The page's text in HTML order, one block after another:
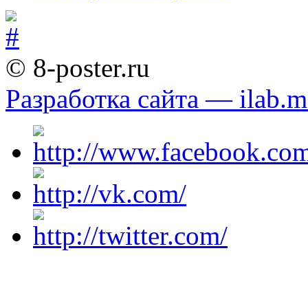
© 8-poster.ru
Разработка сайта —